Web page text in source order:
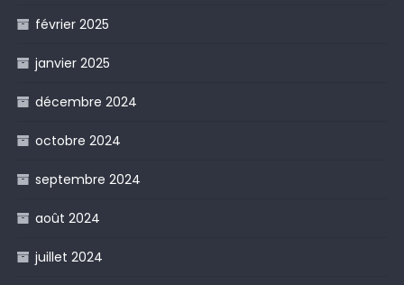
février 2025
janvier 2025
décembre 2024
octobre 2024
septembre 2024
août 2024
juillet 2024